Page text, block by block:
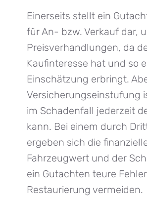
Einerseits stellt ein
für An- bzw. Verkauf dar,
Preisverhandlungen, da
Kaufinteresse hat und so
Einschätzung erbringt.
Versicherungseinstufung
im Schadenfall jederzeit
kann. Bei einem durch
ergeben sich die
Fahrzeugwert und der
ein Gutachten teure
Restaurierung vermeiden.